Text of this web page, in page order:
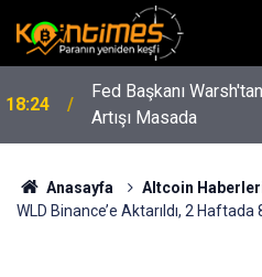
18:24
Fed Başkanı
Artışı Masada
Anasayfa Altcoin
WLD Binance’e Aktarıldı, 2